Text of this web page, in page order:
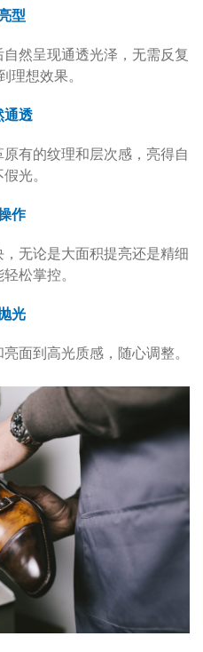
型
然呈现通透光泽，无需反复
理想效果。
通透
有的纹理和层次感，亮得自
光。
作
无论是大面积提亮还是精细
松掌控。
光
面到高光质感，随心调整。